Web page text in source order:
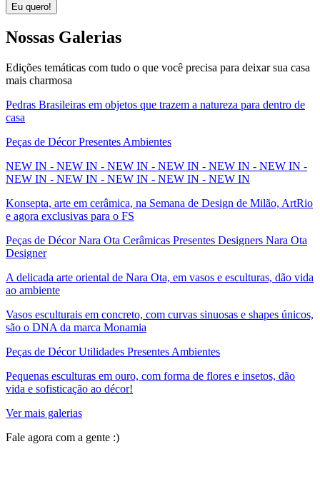
Eu quero!
Nossas Galerias
Edições temáticas com tudo o que você precisa para deixar sua casa
mais charmosa
Pedras Brasileiras em objetos que trazem a natureza para dentro de
casa
Peças de Décor Presentes Ambientes
NEW IN - NEW IN - NEW IN - NEW IN - NEW IN - NEW IN -
NEW IN - NEW IN - NEW IN - NEW IN - NEW IN
Konsepta, arte em cerâmica, na Semana de Design de Milão, ArtRio
e agora exclusivas para o FS
Peças de Décor Nara Ota Cerâmicas Presentes Designers Nara Ota
Designer
A delicada arte oriental de Nara Ota, em vasos e esculturas, dão vida
ao ambiente
Vasos esculturais em concreto, com curvas sinuosas e shapes únicos,
são o DNA da marca Monamia
Peças de Décor Utilidades Presentes Ambientes
Pequenas esculturas em ouro, com forma de flores e insetos, dão
vida e sofisticação ao décor!
Ver mais galerias
Fale agora com a gente :)